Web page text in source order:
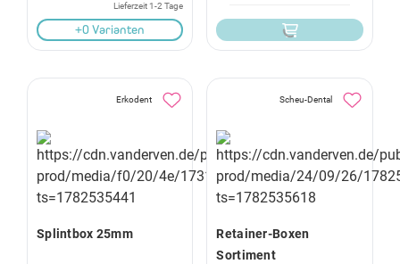
Lieferzeit 1-2 Tage
+0 Varianten
Erkodent
Splintbox 25mm
Scheu-Dental
Retainer-Boxen
Sortiment